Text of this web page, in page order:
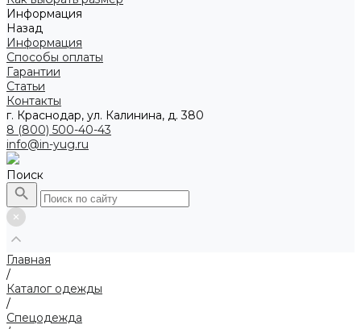
Информация
Назад
Информация
Способы оплаты
Гарантии
Статьи
Контакты
г. Краснодар, ул. Калинина, д. 380
8 (800) 500-40-43
info@in-yug.ru
Поиск
Главная
/
Каталог одежды
/
Спецодежда